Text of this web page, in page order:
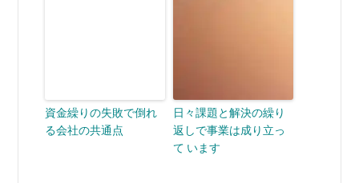
資金繰りの失敗で倒れ
る会社の共通点
日々課題と解決の繰り
返しで事業は成り立っ
て います